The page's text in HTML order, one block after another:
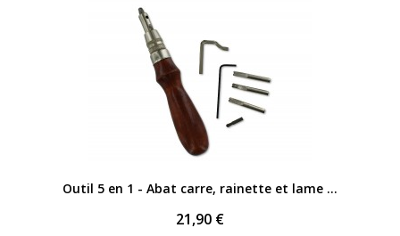
APERÇU RAPIDE Outil 5 en 1 - Abat carre, rainette et lame à marquer le cuir
21,90 €